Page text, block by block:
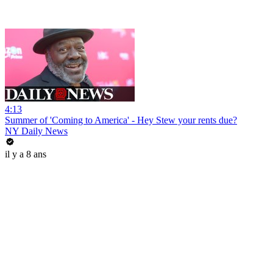
4:13
Summer of 'Coming to America' - Hey Stew your rents due?
NY Daily News
il y a 8 ans